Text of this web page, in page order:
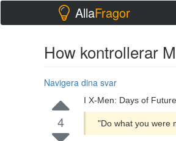
AllaFragor
How kontrollerar
Navigera dina svar
4
I X-Men: Days of
"Do what you were